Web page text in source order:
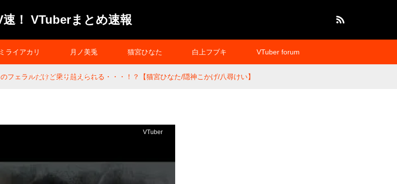
速！ VTuberまとめ速報
ミライアカリ 月ノ美兎 猫宮ひなた 白上フブキ VTuber forum
プライバシーポリシー
フェラルだけど乗り越えられる・・・！？【猫宮ひなた/隠神こかげ/八尋けい】
VTuber